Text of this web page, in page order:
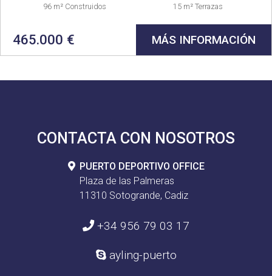
96 m² Construidos 15 m² Terrazas
465.000 € MÁS INFORMACIÓN
CONTACTA CON NOSOTROS
PUERTO DEPORTIVO OFFICE
Plaza de las Palmeras
11310 Sotogrande, Cadiz
+34 956 79 03 17
ayling-puerto